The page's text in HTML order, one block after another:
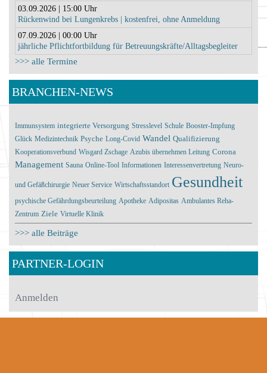
03.09.2026 | 15:00 Uhr
Rückenwind bei Lungenkrebs | kostenfrei, ohne Anmeldung
07.09.2026 | 00:00 Uhr
jährliche Pflichtfortbildung für Betreuungskräfte/Alltagsbegleiter
>>> alle Termine
BRANCHEN-NEWS
Immunsystem integrierte Versorgung Stresslevel Schule Booster-Impfung
Glück Medizintechnik Psyche Long-Covid Wandel Qualifizierung
Kooperationsverbund Wisgard Zschage Azubis übernehmen Leitung Corona
Management Sauna Online-Tool Informationen Interessenvertretung Neuro-
und Gefäßchirurgie Neuer Service Wirtschaftsstandort Gesundheit
psychische Gefährdungsbeurteilung Apotheke Adipositas Ambulantes Reha-
Zentrum Ziele Virtuelle Klinik
>>> alle Beiträge
PARTNER-LOGIN
Anmelden